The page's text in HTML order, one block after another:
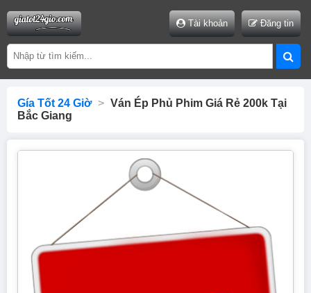
Tài khoản Đăng tin
Gía Tốt 24 Giờ > Ván Ép Phủ Phim Giá Rẻ 200k Tại
Bắc Giang